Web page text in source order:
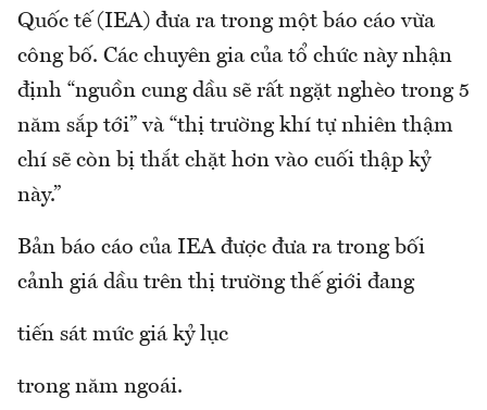
Quốc tế (IEA) đưa ra trong một báo cáo vừa
công bố. Các chuyên gia của tổ chức này nhận
định “nguồn cung dầu sẽ rất ngặt nghèo trong 5
năm sắp tới” và “thị trường khí tự nhiên thậm
chí sẽ còn bị thắt chặt hơn vào cuối thập kỷ
này.”
Bản báo cáo của IEA được đưa ra trong bối
cảnh giá dầu trên thị trường thế giới đang
tiến sát mức giá kỷ lục
trong năm ngoái.